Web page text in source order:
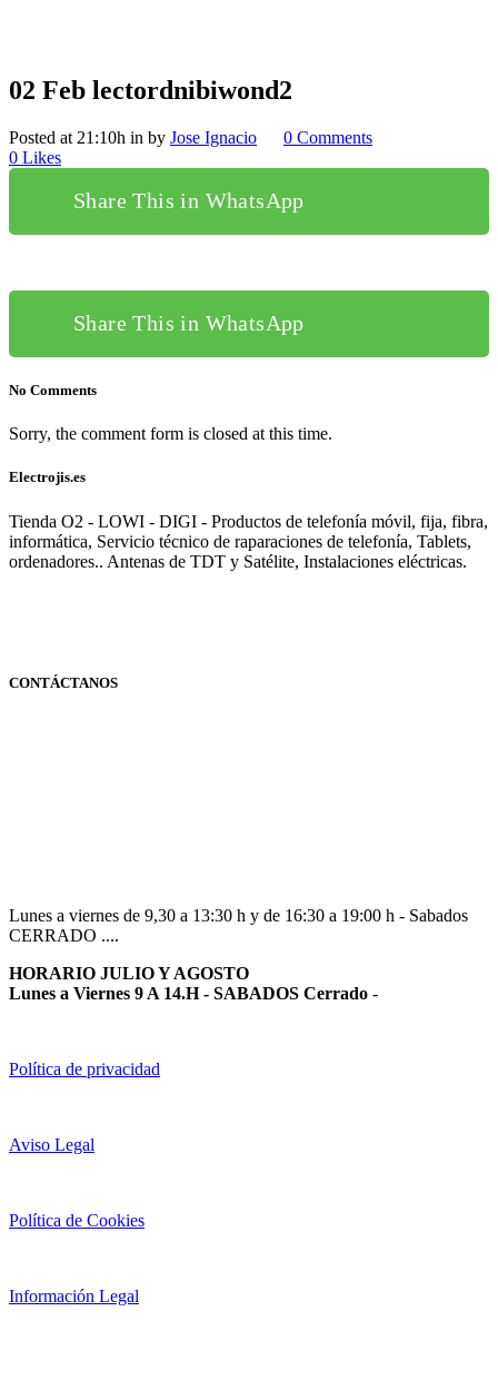
02 Feb lectordnibiwond2
Posted at 21:10h in by Jose Ignacio
0 Comments
0 Likes
Share This in WhatsApp
Share This in WhatsApp
No Comments
Sorry, the comment form is closed at this time.
Electrojis.es
Tienda O2 - LOWI - DIGI - Productos de telefonía móvil, fija, fibra,
informática, Servicio técnico de raparaciones de telefonía, Tablets,
ordenadores.. Antenas de TDT y Satélite, Instalaciones eléctricas.
CONTÁCTANOS
Lunes a viernes de 9,30 a 13:30 h y de 16:30 a 19:00 h - Sabados
CERRADO ....
HORARIO JULIO Y AGOSTO
Lunes a Viernes 9 A 14.H - SABADOS Cerrado -
Política de privacidad
Aviso Legal
Política de Cookies
Información Legal